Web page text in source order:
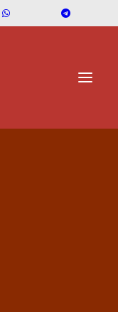
tra